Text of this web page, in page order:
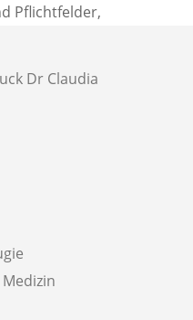
Pflichtfelder,